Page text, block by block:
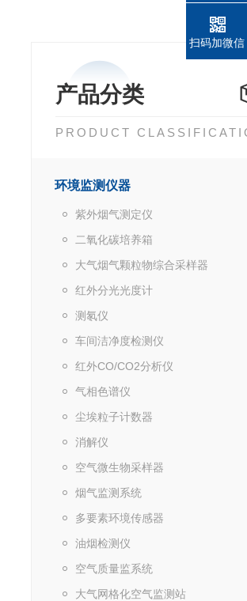
产品分类
PRODUCT
环境监测仪器
紫外烟气测定仪
二氧化碳培养箱
大气烟气颗粒物综合采样器
红外分光光度计
测氡仪
车间洁净度检测仪
红外CO/CO2分析仪
气相色谱仪
尘埃粒子计数器
消解仪
空气微生物采样器
烟气监测系统
多要素环境传感器
油烟检测仪
空气质量监系统
大气网格化空气监测站
扫码加微信